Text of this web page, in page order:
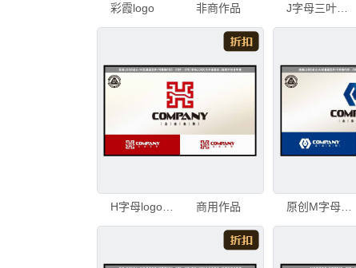
彩霞logo 非商作品 J字母三叶草花卉logo时尚生活logo
H字母logo回字纹logo 商用作品 原创M字母logo建筑家居装饰logo